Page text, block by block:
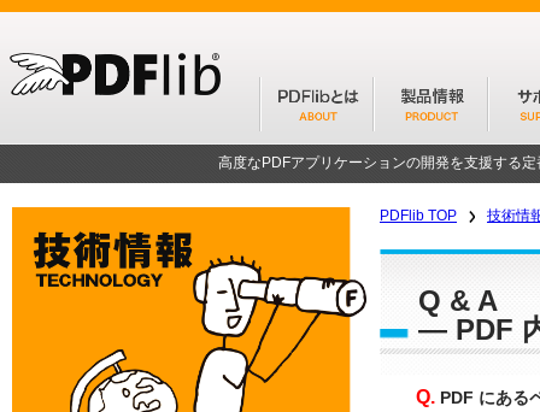
高度なPDFアプリケーションの開発を支援する
PDFlib TOP 技術情
Q & A
― PDF
Q. PDF にある